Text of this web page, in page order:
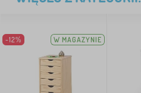
-12% W MAGAZYNIE